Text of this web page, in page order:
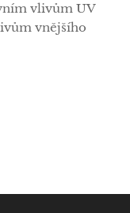
vlivům UV
vnějšího